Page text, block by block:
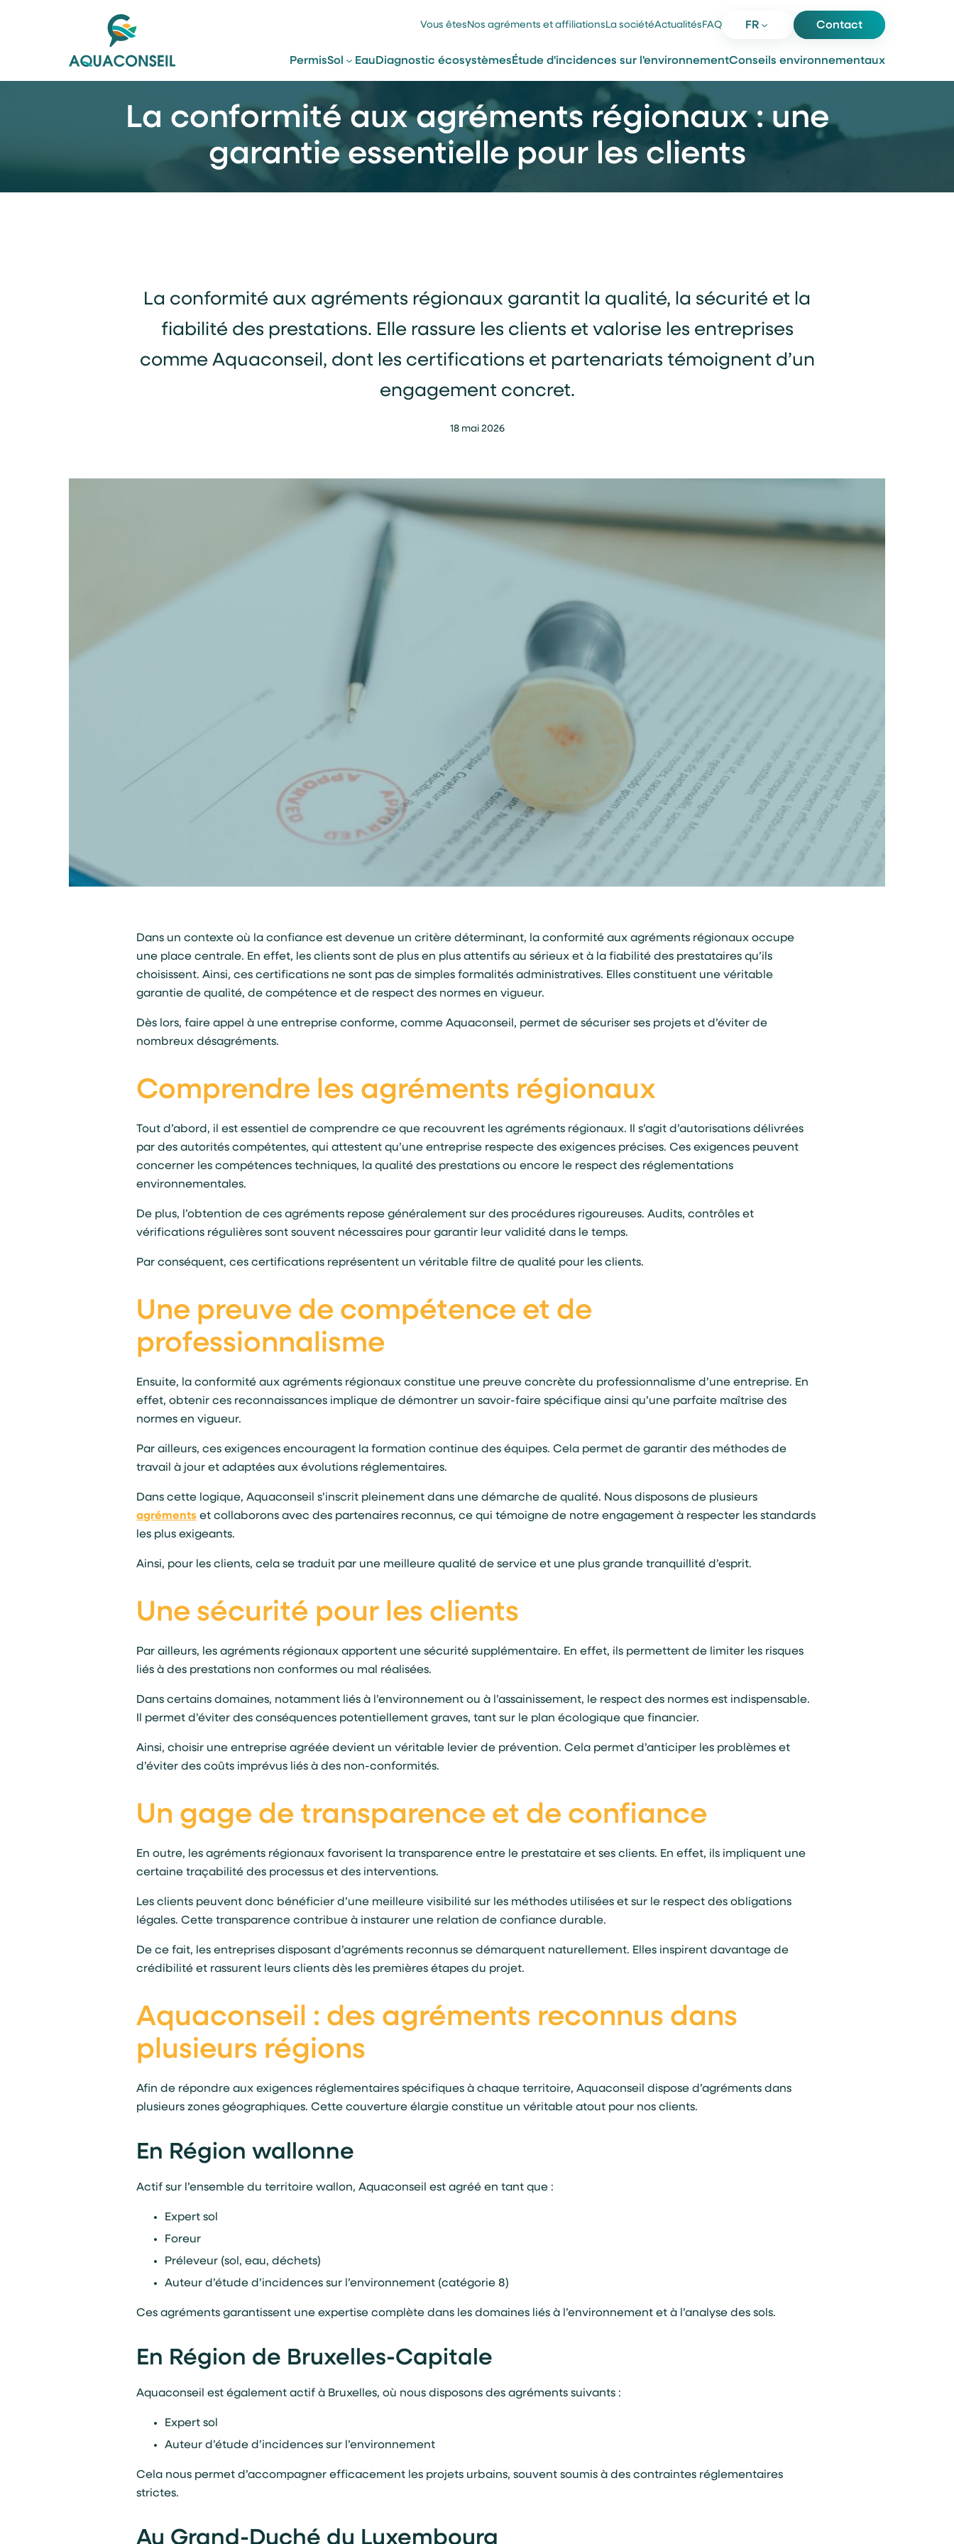
Vous êtesNos agréments et affiliationsLa sociétéActualitésFAQ FR Contact
PermisSol Eau Diagnostic écosystèmes Étude d'incidences sur l'environnementConseils environnementaux
La conformité aux agréments régionaux : une
garantie essentielle pour les clients
La conformité aux agréments régionaux garantit la qualité, la sécurité et la
fiabilité des prestations. Elle rassure les clients et valorise les entreprises
comme Aquaconseil, dont les certifications et partenariats témoignent d’un
engagement concret.
18 mai 2026
Dans un contexte où la confiance est devenue un critère déterminant, la conformité aux agréments régionaux occupe
une place centrale. En effet, les clients sont de plus en plus attentifs au sérieux et à la fiabilité des prestataires qu’ils
choisissent. Ainsi, ces certifications ne sont pas de simples formalités administratives. Elles constituent une véritable
garantie de qualité, de compétence et de respect des normes en vigueur.
Dès lors, faire appel à une entreprise conforme, comme Aquaconseil, permet de sécuriser ses projets et d’éviter de
nombreux désagréments.
Comprendre les agréments régionaux
Tout d’abord, il est essentiel de comprendre ce que recouvrent les agréments régionaux. Il s’agit d’autorisations délivrées
par des autorités compétentes, qui attestent qu’une entreprise respecte des exigences précises. Ces exigences peuvent
concerner les compétences techniques, la qualité des prestations ou encore le respect des réglementations
environnementales.
De plus, l’obtention de ces agréments repose généralement sur des procédures rigoureuses. Audits, contrôles et
vérifications régulières sont souvent nécessaires pour garantir leur validité dans le temps.
Par conséquent, ces certifications représentent un véritable filtre de qualité pour les clients.
Une preuve de compétence et de
professionnalisme
Ensuite, la conformité aux agréments régionaux constitue une preuve concrète du professionnalisme d’une entreprise. En
effet, obtenir ces reconnaissances implique de démontrer un savoir-faire spécifique ainsi qu’une parfaite maîtrise des
normes en vigueur.
Par ailleurs, ces exigences encouragent la formation continue des équipes. Cela permet de garantir des méthodes de
travail à jour et adaptées aux évolutions réglementaires.
Dans cette logique, Aquaconseil s’inscrit pleinement dans une démarche de qualité. Nous disposons de plusieurs
agréments et collaborons avec des partenaires reconnus, ce qui témoigne de notre engagement à respecter les standards
les plus exigeants.
Ainsi, pour les clients, cela se traduit par une meilleure qualité de service et une plus grande tranquillité d’esprit.
Une sécurité pour les clients
Par ailleurs, les agréments régionaux apportent une sécurité supplémentaire. En effet, ils permettent de limiter les risques
liés à des prestations non conformes ou mal réalisées.
Dans certains domaines, notamment liés à l’environnement ou à l’assainissement, le respect des normes est indispensable.
Il permet d’éviter des conséquences potentiellement graves, tant sur le plan écologique que financier.
Ainsi, choisir une entreprise agréée devient un véritable levier de prévention. Cela permet d’anticiper les problèmes et
d’éviter des coûts imprévus liés à des non-conformités.
Un gage de transparence et de confiance
En outre, les agréments régionaux favorisent la transparence entre le prestataire et ses clients. En effet, ils impliquent une
certaine traçabilité des processus et des interventions.
Les clients peuvent donc bénéficier d’une meilleure visibilité sur les méthodes utilisées et sur le respect des obligations
légales. Cette transparence contribue à instaurer une relation de confiance durable.
De ce fait, les entreprises disposant d’agréments reconnus se démarquent naturellement. Elles inspirent davantage de
crédibilité et rassurent leurs clients dès les premières étapes du projet.
Aquaconseil : des agréments reconnus dans
plusieurs régions
Afin de répondre aux exigences réglementaires spécifiques à chaque territoire, Aquaconseil dispose d’agréments dans
plusieurs zones géographiques. Cette couverture élargie constitue un véritable atout pour nos clients.
En Région wallonne
Actif sur l’ensemble du territoire wallon, Aquaconseil est agréé en tant que :
Expert sol
Foreur
Préleveur (sol, eau, déchets)
Auteur d’étude d’incidences sur l’environnement (catégorie 8)
Ces agréments garantissent une expertise complète dans les domaines liés à l’environnement et à l’analyse des sols.
En Région de Bruxelles-Capitale
Aquaconseil est également actif à Bruxelles, où nous disposons des agréments suivants :
Expert sol
Auteur d’étude d’incidences sur l’environnement
Cela nous permet d’accompagner efficacement les projets urbains, souvent soumis à des contraintes réglementaires
strictes.
Au Grand-Duché du Luxembourg